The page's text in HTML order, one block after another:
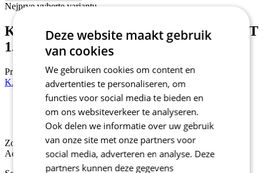
Nejprve vyberte variantu
KALAS Z3 | Hoge Fietssokken PROJECT
1.0 | white
Prijs
69,90 €
KALAS Z3 | Overschoenen PROJECT | zwart
Zomer
Aero Tight Fit
Zomer
Aero Tight Fit
Deze website maakt gebruik
van cookies
We gebruiken cookies om content en
advertenties te personaliseren, om
functies voor social media te bieden en
om ons websiteverkeer te analyseren.
Ook delen we informatie over uw gebruik
van onze site met onze partners voor
social media, adverteren en analyse. Deze
partners kunnen deze gegevens